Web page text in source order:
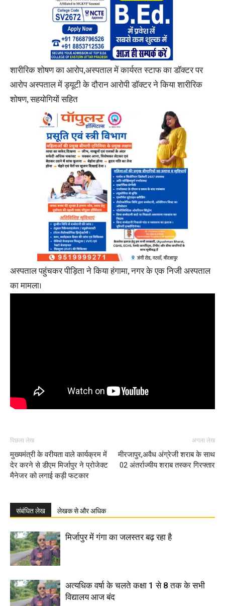
शारीरिक शोषण का आरोप,अस्पताल में कार्यरत स्टाफ का डॉक्टर पर
आरोप अस्पताल में ड्यूटी के दौरान आरोपी डॉक्टर ने किया शारीरिक
शोषण, सहयोगियों सहित
अस्पताल पहुंचकर पीड़िता ने किया हंगामा, नगर के एक निजी अस्पताल
का मामला।
पिछला लेख
मुख्यमंत्री के वरीयता वाले कार्यक्रम में
देर करने से डीएम मिर्जापुर ने प्रोजेक्ट
मैनेजर को लगाई कड़ी फटकार
अगला लेख
मीरजापुर,अवैध अंग्रेजी शराब के साथ
02 अंतर्राज्यीय शराब तस्कर गिरफ्तार
संबंधित लेख लेखक से और अधिक
मिर्जापुर में गंगा का जलस्तर बढ़ रहा है
अत्यधिक वर्षा के चलते कक्षा 1 से 8 तक के सभी
विद्यालय आज बंद